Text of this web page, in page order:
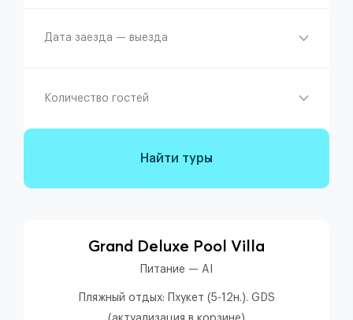
Дата заезда — выезда
Количество гостей
Найти туры
Grand Deluxe Pool Villa
Питание — AI
Пляжный отдых: Пхукет (5-12н.). GDS